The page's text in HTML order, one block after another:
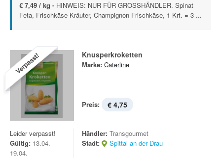
€ 7,49 / kg - HINWEIS: NUR FÜR GROSSHÄNDLER. Spinat
Feta, Frischkäse Kräuter, Champignon Frischkäse, 1 Krt. = 3 ...
Verpasst! Knusperkroketten
Marke: Caterline
Preis: € 4,75
Leider verpasst!
Gültig: 13.04. -
19.04.
Händler: Transgourmet
Stadt:
Spittal an der Drau